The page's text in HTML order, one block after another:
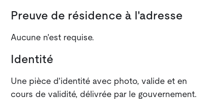
Preuve de résidence à l'adresse
Aucune n'est requise.
Identité
Une pièce d'identité avec photo, valide et en
cours de validité, délivrée par le gouvernement.